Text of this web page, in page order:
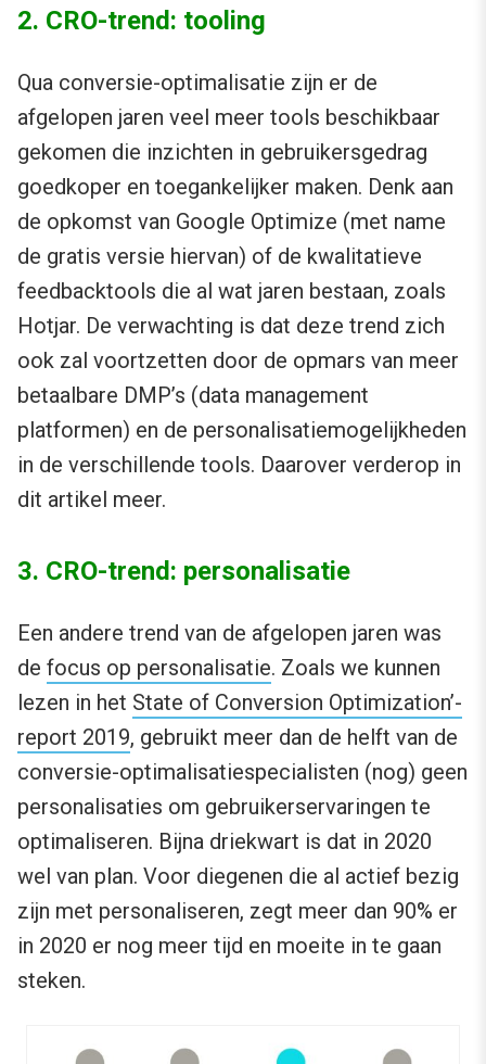
2. CRO-trend: tooling
Qua conversie-optimalisatie zijn er de
afgelopen jaren veel meer tools beschikbaar
gekomen die inzichten in gebruikersgedrag
goedkoper en toegankelijker maken. Denk aan
de opkomst van Google Optimize (met name
de gratis versie hiervan) of de kwalitatieve
feedbacktools die al wat jaren bestaan, zoals
Hotjar. De verwachting is dat deze trend zich
ook zal voortzetten door de opmars van meer
betaalbare DMP’s (data management
platformen) en de personalisatiemogelijkheden
in de verschillende tools. Daarover verderop in
dit artikel meer.
3. CRO-trend: personalisatie
Een andere trend van de afgelopen jaren was
de focus op personalisatie. Zoals we kunnen
lezen in het State of Conversion Optimization’-
report 2019, gebruikt meer dan de helft van de
conversie-optimalisatiespecialisten (nog) geen
personalisaties om gebruikerservaringen te
optimaliseren. Bijna driekwart is dat in 2020
wel van plan. Voor diegenen die al actief bezig
zijn met personaliseren, zegt meer dan 90% er
in 2020 er nog meer tijd en moeite in te gaan
steken.